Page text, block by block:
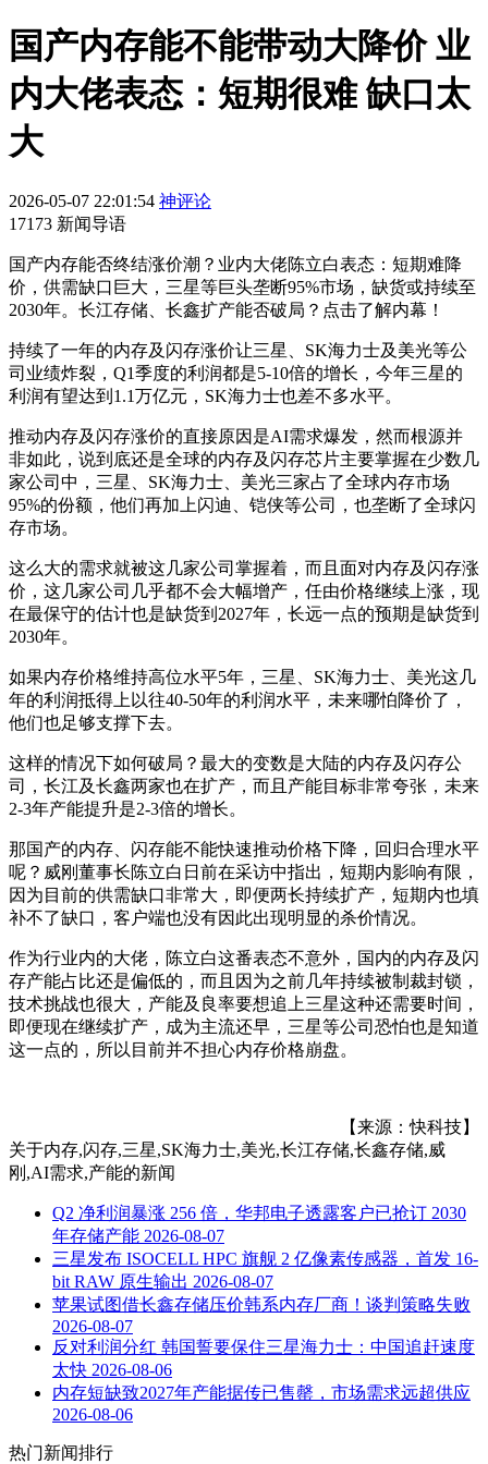
国产内存能不能带动大降价 业
内大佬表态：短期很难 缺口太
大
2026-05-07 22:01:54 神评论
17173 新闻导语
国产内存能否终结涨价潮？业内大佬陈立白表态：短期难降
价，供需缺口巨大，三星等巨头垄断95%市场，缺货或持续至
2030年。长江存储、长鑫扩产能否破局？点击了解内幕！
持续了一年的内存及闪存涨价让三星、SK海力士及美光等公
司业绩炸裂，Q1季度的利润都是5-10倍的增长，今年三星的
利润有望达到1.1万亿元，SK海力士也差不多水平。
推动内存及闪存涨价的直接原因是AI需求爆发，然而根源并
非如此，说到底还是全球的内存及闪存芯片主要掌握在少数几
家公司中，三星、SK海力士、美光三家占了全球内存市场
95%的份额，他们再加上闪迪、铠侠等公司，也垄断了全球闪
存市场。
这么大的需求就被这几家公司掌握着，而且面对内存及闪存涨
价，这几家公司几乎都不会大幅增产，任由价格继续上涨，现
在最保守的估计也是缺货到2027年，长远一点的预期是缺货到
2030年。
如果内存价格维持高位水平5年，三星、SK海力士、美光这几
年的利润抵得上以往40-50年的利润水平，未来哪怕降价了，
他们也足够支撑下去。
这样的情况下如何破局？最大的变数是大陆的内存及闪存公
司，长江及长鑫两家也在扩产，而且产能目标非常夸张，未来
2-3年产能提升是2-3倍的增长。
那国产的内存、闪存能不能快速推动价格下降，回归合理水平
呢？威刚董事长陈立白日前在采访中指出，短期内影响有限，
因为目前的供需缺口非常大，即便两长持续扩产，短期内也填
补不了缺口，客户端也没有因此出现明显的杀价情况。
作为行业内的大佬，陈立白这番表态不意外，国内的内存及闪
存产能占比还是偏低的，而且因为之前几年持续被制裁封锁，
技术挑战也很大，产能及良率要想追上三星这种还需要时间，
即便现在继续扩产，成为主流还早，三星等公司恐怕也是知道
这一点的，所以目前并不担心内存价格崩盘。
【来源：快科技】
关于内存,闪存,三星,SK海力士,美光,长江存储,长鑫存储,威
刚,AI需求,产能的新闻
Q2 净利润暴涨 256 倍，华邦电子透露客户已抢订 2030
年存储产能 2026-08-07
三星发布 ISOCELL HPC 旗舰 2 亿像素传感器，首发 16-
bit RAW 原生输出 2026-08-07
苹果试图借长鑫存储压价韩系内存厂商！谈判策略失败
2026-08-07
反对利润分红 韩国誓要保住三星海力士：中国追赶速度
太快 2026-08-06
内存短缺致2027年产能据传已售罄，市场需求远超供应
2026-08-06
热门新闻排行